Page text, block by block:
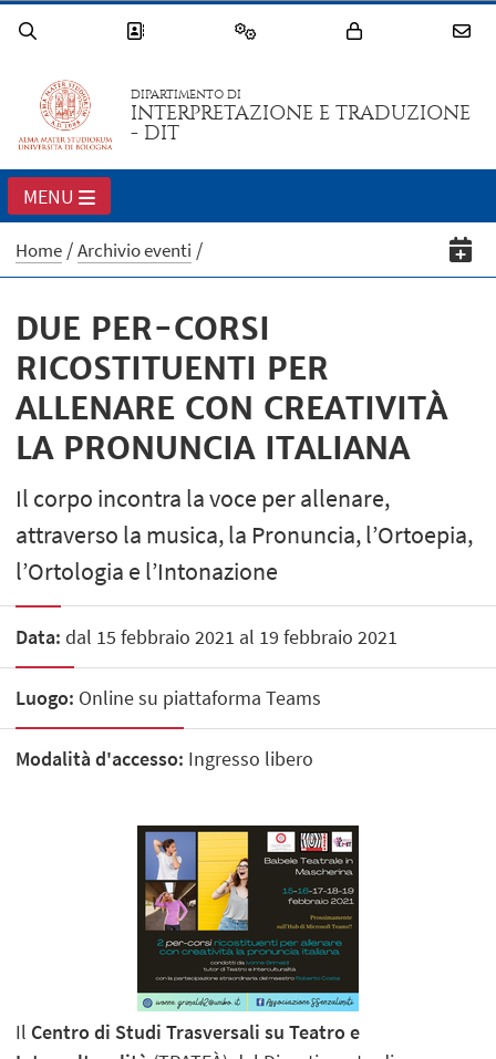
DIPARTIMENTO DI
INTERPRETAZIONE E TRADUZIONE
- DIT
MENU
Home Archivio eventi
DUE PER-CORSI
RICOSTITUENTI PER
ALLENARE CON CREATIVITÀ
LA PRONUNCIA ITALIANA
Il corpo incontra la voce per allenare,
attraverso la musica, la Pronuncia, l’Ortoepia,
l’Ortologia e l’Intonazione
Data: dal 15 febbraio 2021 al 19 febbraio 2021
Luogo: Online su piattaforma Teams
Modalità d'accesso: Ingresso libero
Il Centro di Studi Trasversali su Teatro e